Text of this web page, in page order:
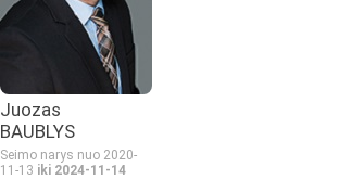
Juozas
BAUBLYS
Seimo narys nuo 2020-
11-13 iki 2024-11-14